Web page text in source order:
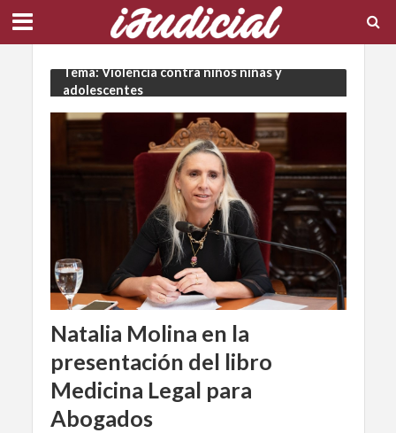
Tema: Violencia contra niños niñas y
adolescentes
Natalia Molina en la
presentación del libro
Medicina Legal para
Abogados